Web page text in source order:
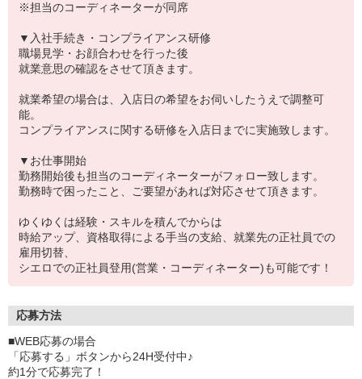
※担当のコーディネーターが同席
▼入社手続き・コンプライアンス研修
職場見学・お顔合わせを行った後
就業意思の確認をさせて頂きます。
就業希望の場合は、入店日の希望をお伺いしたうえで調整可
能。
コンプライアンスに関する研修を入店日までに実施致します。
▼お仕事開始
勤務開始後も担当のコーディネーターがフォロー致します。
勤務時で困ったこと、ご要望があれば対応させて頂きます。
ゆくゆくは経験・スキルを積んでからは
時給アップ、資格取得による手当の支給、就業先の正社員での
雇用切替、
シエロでの正社員登用(営業・コーディネーター)も可能です！
応募方法
■WEB応募の場合
「応募する」ボタンから24H受付中♪
約1分で応募完了！